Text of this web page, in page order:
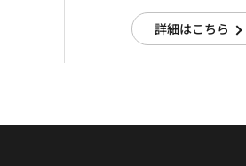
詳細はこちら